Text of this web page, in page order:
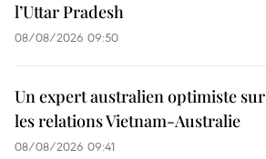
l’Uttar Pradesh
08/08/2026 09:50
Un expert australien optimiste sur
les relations Vietnam-Australie
08/08/2026 09:41